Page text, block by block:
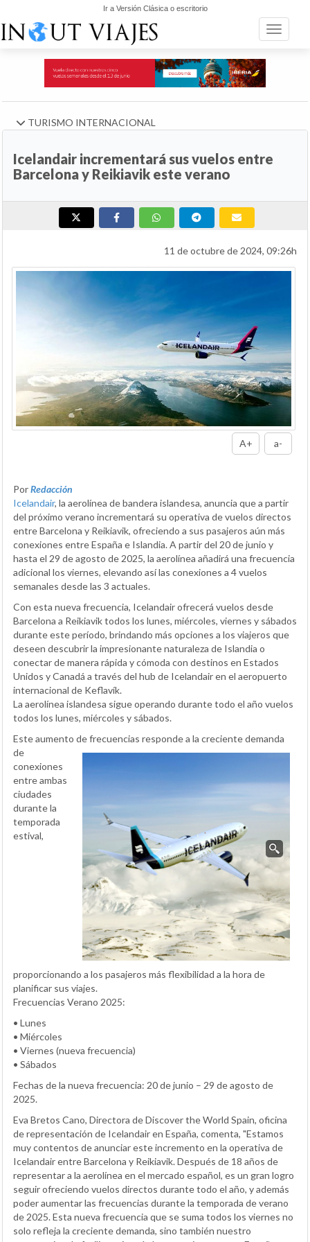
Ir a Versión Clásica o escritorio
Toggle
TURISMO INTERNACIONAL
Icelandair incrementará sus vuelos entre
Barcelona y Reikiavik este verano
11 de octubre de 2024, 09:26h
A+ a-
PorRedacción
Icelandair, la aerolínea de bandera islandesa, anuncia que a partir
del próximo verano incrementará su operativa de vuelos directos
entre Barcelona y Reikiavik, ofreciendo a sus pasajeros aún más
conexiones entre España e Islandia. A partir del 20 de junio y
hasta el 29 de agosto de 2025, la aerolínea añadirá una frecuencia
adicional los viernes, elevando así las conexiones a 4 vuelos
semanales desde las 3 actuales.
Con esta nueva frecuencia, Icelandair ofrecerá vuelos desde
Barcelona a Reikiavik todos los lunes, miércoles, viernes y sábados
durante este período, brindando más opciones a los viajeros que
deseen descubrir la impresionante naturaleza de Islandia o
conectar de manera rápida y cómoda con destinos en Estados
Unidos y Canadá a través del hub de Icelandair en el aeropuerto
internacional de Keflavík.
La aerolínea islandesa sigue operando durante todo el año vuelos
todos los lunes, miércoles y sábados.
Este aumento de frecuencias respondea la creciente demanda
de
conexiones
entre ambas
ciudades
durante la
temporada
estival,
proporcionando a los pasajeros más flexibilidad a la hora de
planificar sus viajes.
Frecuencias Verano 2025:
• Lunes
• Miércoles
• Viernes (nueva frecuencia)
• Sábados
Fechas de la nueva frecuencia: 20 de junio – 29 de agosto de
2025.
Eva Bretos Cano, Directora de Discover the World Spain, oficina
de representación de Icelandair en España, comenta, "Estamos
muy contentos de anunciar este incremento en la operativa de
Icelandair entre Barcelona y Reikiavik. Después de 18 años de
representar a la aerolínea en el mercado español, es un gran logro
seguir ofreciendo vuelos directos durante todo el año, y además
poder aumentar las frecuencias durante la temporada de verano
de 2025. Esta nueva frecuencia que se suma todos los viernes no
solo refleja la creciente demanda, sino también nuestro